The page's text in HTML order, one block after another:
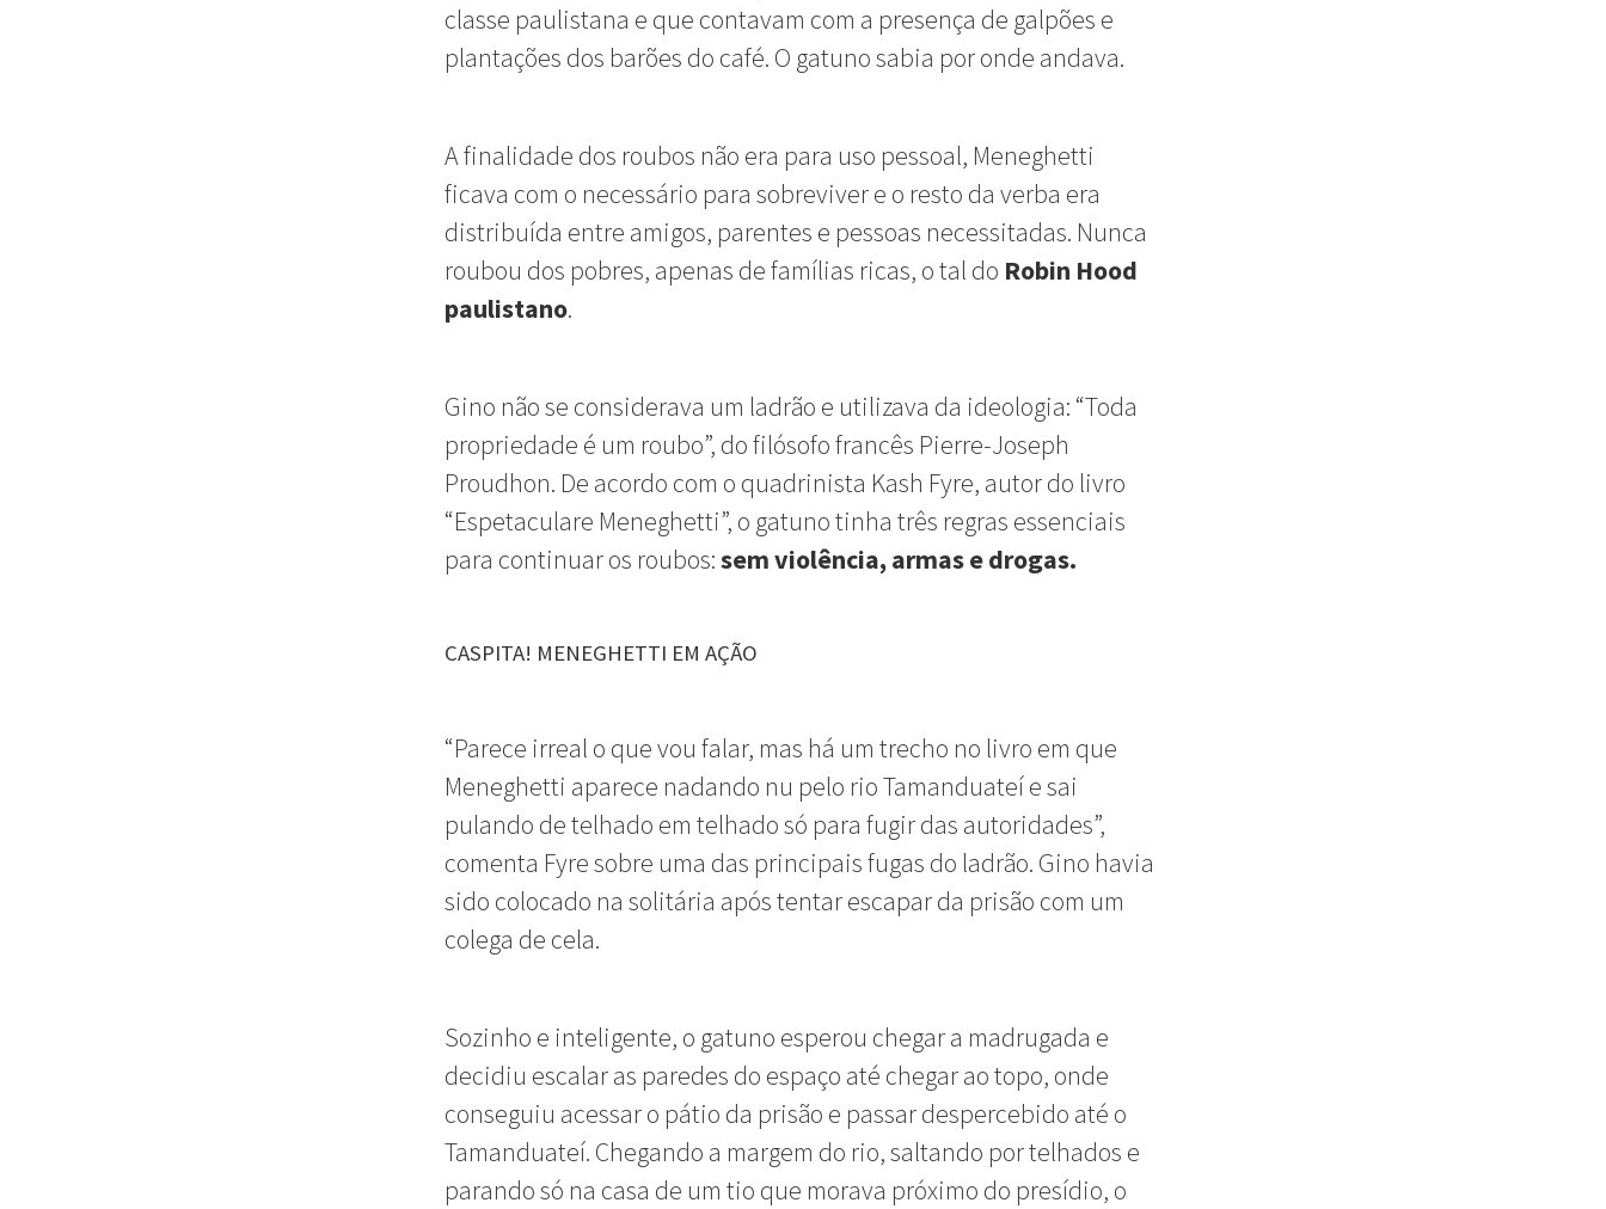
classe paulistana e que contavam com a presença de galpões e
plantações dos barões do café. O gatuno sabia por onde andava.
A finalidade dos roubos não era para uso pessoal, Meneghetti
ficava com o necessário para sobreviver e o resto da verba era
distribuída entre amigos, parentes e pessoas necessitadas. Nunca
roubou dos pobres, apenas de famílias ricas, o tal do Robin Hood
paulistano.
Gino não se considerava um ladrão e utilizava da ideologia: “Toda
propriedade é um roubo”, do filósofo francês Pierre-Joseph
Proudhon. De acordo com o quadrinista Kash Fyre, autor do livro
“Espetaculare Meneghetti”, o gatuno tinha três regras essenciais
para continuar os roubos:sem violência, armas e drogas.
CASPITA! MENEGHETTI EM AÇÃO
“Parece irreal o que vou falar, mas há um trecho no livro em que
Meneghetti aparece nadando nu pelo rio Tamanduateí e sai
pulando de telhado em telhado só para fugir das autoridades”,
comenta Fyre sobre uma das principais fugas do ladrão. Gino havia
sido colocado na solitária após tentar escapar da prisão com um
colega de cela.
Sozinho e inteligente, o gatuno esperou chegar a madrugada e
decidiu escalar as paredes do espaço até chegar ao topo, onde
conseguiu acessar o pátio da prisão e passar despercebido até o
Tamanduateí. Chegando a margem do rio, saltando por telhados e
parando só na casa de um tio que morava próximo do presídio, o